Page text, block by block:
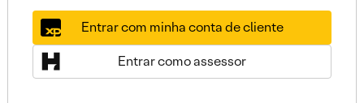
Entrar com minha conta de cliente
Entrar como assessor